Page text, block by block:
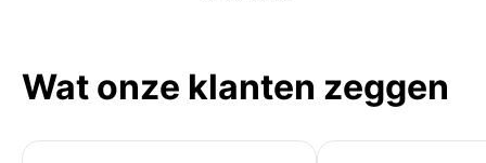
Wat onze klanten zeggen